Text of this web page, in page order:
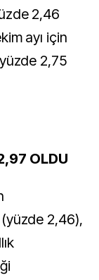
2,46
ayı için
2,75
OLDU
2,46),